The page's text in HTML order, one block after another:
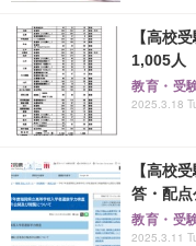
【高校
1,005人
教育・受
2025.3.18
【高校
答・配点
教育・受
2025.3.11